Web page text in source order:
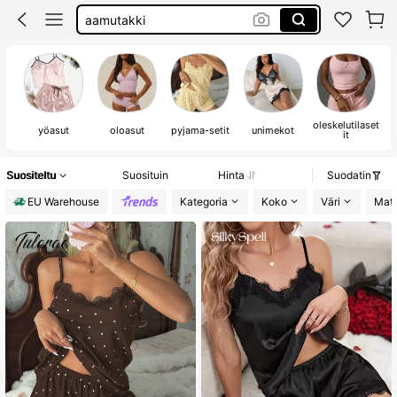
aamutakki
pyjama
yöasut oloasut pyjama-setit unimekot oleskelutilaset
it
Suositeltu Suosituin Hinta
Suodatin
EU Warehouse
Kategoria Koko Väri